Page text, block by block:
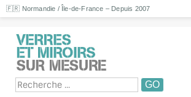
🇫🇷 Normandie / Île-de-France – Depuis 2007